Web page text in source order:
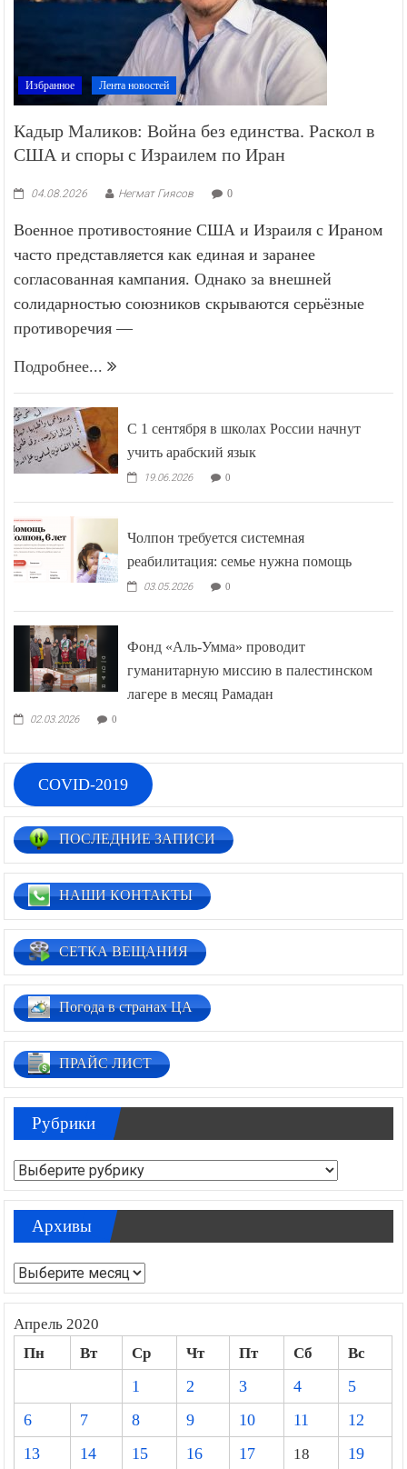
Избранное Лента новостей
Кадыр Маликов: Война без единства. Раскол в
США и споры с Израилем по Иран
04.08.2026 Негмат Гиясов 0
Военное противостояние США и Израиля с Ираном
часто представляется как единая и заранее
согласованная кампания. Однако за внешней
солидарностью союзников скрываются серьёзные
противоречия —
Подробнее...
С 1 сентября в школах России начнут
учить арабский язык
19.06.2026 0
Чолпон требуется системная
реабилитация: семье нужна помощь
03.05.2026 0
Фонд «Аль-Умма» проводит
гуманитарную миссию в палестинском
лагере в месяц Рамадан
02.03.2026 0
COVID-2019
ПОСЛЕДНИЕ ЗАПИСИ
НАШИ КОНТАКТЫ
СЕТКА ВЕЩАНИЯ
Погода в странах ЦА
ПРАЙС ЛИСТ
Рубрики
Рубрики
Архивы
Архивы
Апрель 2020
Пн Вт Ср Чт Пт Сб
Вс
1
2 3 4
5
6
7 8 9 10 11
12
13
14 15 16 17 18
19